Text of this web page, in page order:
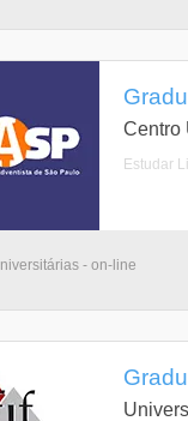
Centro
Estudar
- on-line